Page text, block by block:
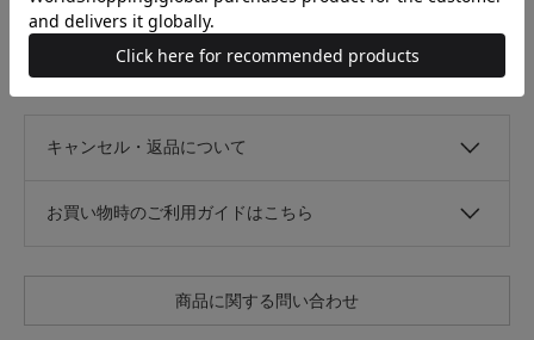
光沢
キャンセル・返品について
お買い物時のご利用ガイドはこちら
商品に関する問い合わせ